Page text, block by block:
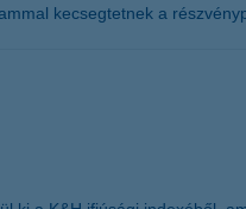
kecsegtetnek a